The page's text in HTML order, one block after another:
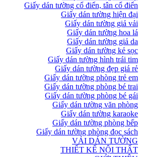
Giấy dán tường cổ điển, tân cổ điển
Giấy dán tường hiện đại
Giấy dán tường giả vải
Giấy dán tường hoa lá
Giấy dán tường giả da
Giấy dán tường kẻ sọc
Giấy dán tường hình trái tim
Giấy dán tường đẹp giá rẻ
Giấy dán tường phòng trẻ em
Giấy dán tường phòng bé trai
Giấy dán tường phòng bé gái
Giấy dán tường văn phòng
Giấy dán tường karaoke
Giấy dán tường phòng bếp
Giấy dán tường phòng đọc sách
VẢI DÁN TƯỜNG
THIẾT KẾ NỘI THẤT